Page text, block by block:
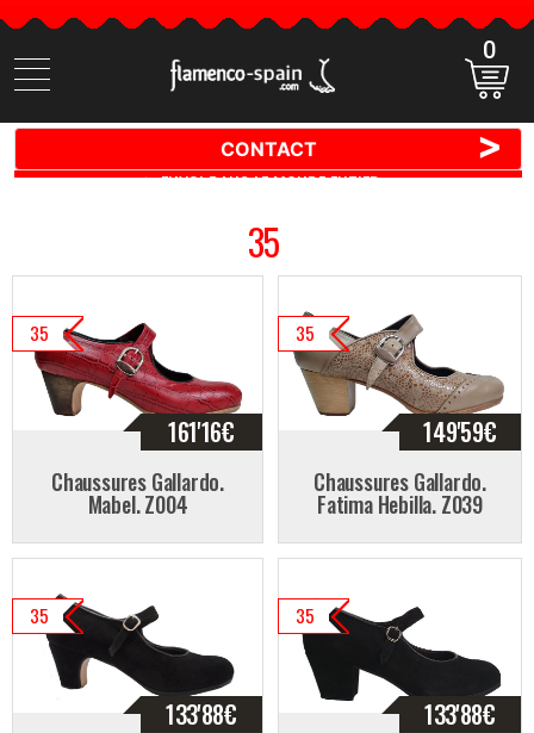
Cherchez
des
0
CONTACT >
🚚 📦 ENVOI DANS LE MONDE ENTIER ✈️ 🌍
35
35
161'16€
Chaussures Gallardo.
Mabel. Z004
35
149'59€
Chaussures Gallardo.
Fatima Hebilla. Z039
35
133'88€
35
133'88€